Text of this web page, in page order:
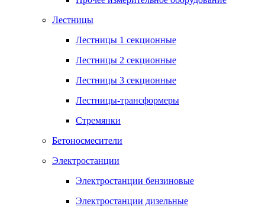
Лестницы
Лестницы 1 секционные
Лестницы 2 секционные
Лестницы 3 секционные
Лестницы-трансформеры
Стремянки
Бетоносмесители
Электростанции
Электростанции бензиновые
Электростанции дизельные